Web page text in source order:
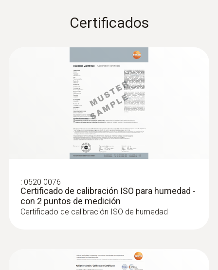
Certificados
: 0520 0076
Certificado de calibración ISO para humedad -
con 2 puntos de medición
Certificado de calibración ISO de humedad